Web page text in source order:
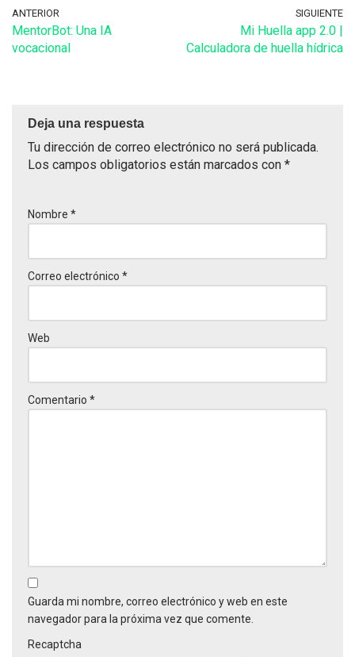
ANTERIOR
MentorBot: Una IA
vocacional
SIGUIENTE
Mi Huella app 2.0 |
Calculadora de huella hídrica
Deja una respuesta
Tu dirección de correo electrónico no será publicada.
Los campos obligatorios están marcados con *
Nombre *
Correo electrónico *
Web
Comentario *
Guarda mi nombre, correo electrónico y web en este
navegador para la próxima vez que comente.
Recaptcha